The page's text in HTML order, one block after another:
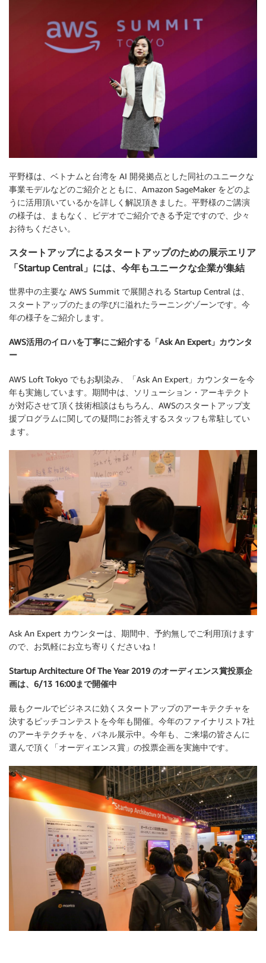
平野様は、ベトナムと台湾を AI 開発拠点とした同社のユニークな
事業モデルなどのご紹介とともに、Amazon SageMaker をどのよ
うに活用頂いているかを詳しく解説頂きました。平野様のご講演
の様子は、まもなく、ビデオでご紹介できる予定ですので、少々
お待ちください。
スタートアップによるスタートアップのための展示エリア
「Startup Central」には、今年もユニークな企業が集結
世界中の主要な AWS Summit で展開される Startup Central は、
スタートアップのたまの学びに溢れたラーニングゾーンです。今
年の様子をご紹介します。
AWS活用のイロハを丁寧にご紹介する「Ask An Expert」カウンタ
ー
AWS Loft Tokyo でもお馴染み、「Ask An Expert」カウンターを今
年も実施しています。期間中は、ソリューション・アーキテクト
が対応させて頂く技術相談はもちろん、AWSのスタートアップ支
援プログラムに関しての疑問にお答えするスタッフも常駐してい
ます。
Ask An Expert カウンターは、期間中、予約無しでご利用頂けます
ので、お気軽にお立ち寄りくださいね！
Startup Architecture Of The Year 2019 のオーディエンス賞投票企
画は、6/13 16:00まで開催中
最もクールでビジネスに効くスタートアップのアーキテクチャを
決するピッチコンテストを今年も開催。今年のファイナリスト7社
のアーキテクチャを、パネル展示中。今年も、ご来場の皆さんに
選んで頂く「オーディエンス賞」の投票企画を実施中です。